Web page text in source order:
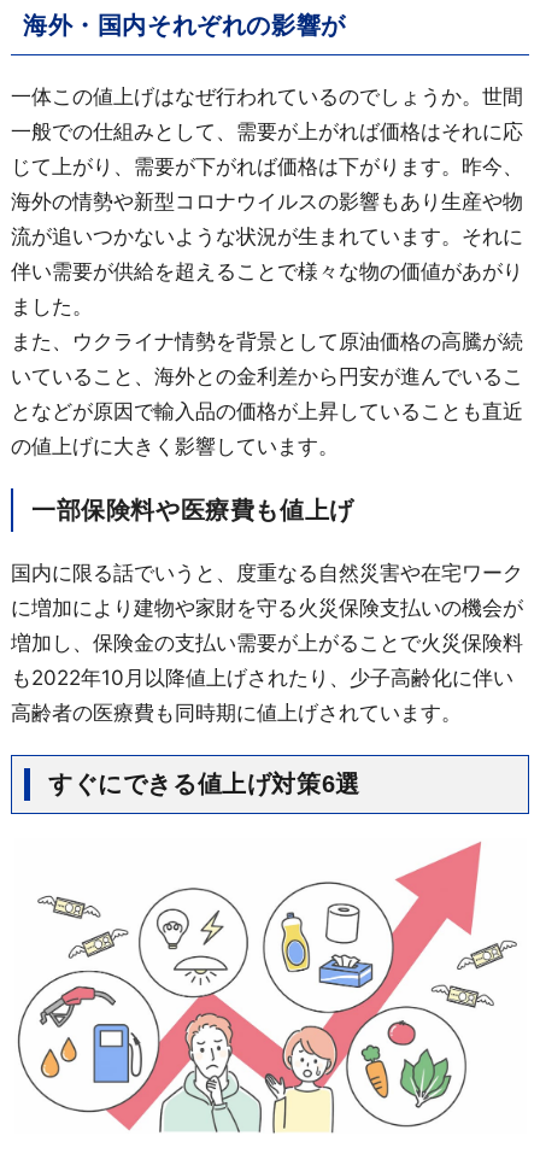
海外・国内それぞれの影響が
一体この値上げはなぜ行われているのでしょうか。世間
一般での仕組みとして、需要が上がれば価格はそれに応
じて上がり、需要が下がれば価格は下がります。昨今、
海外の情勢や新型コロナウイルスの影響もあり生産や物
流が追いつかないような状況が生まれています。それに
伴い需要が供給を超えることで様々な物の価値があがり
ました。
また、ウクライナ情勢を背景として原油価格の高騰が続
いていること、海外との金利差から円安が進んでいるこ
となどが原因で輸入品の価格が上昇していることも直近
の値上げに大きく影響しています。
一部保険料や医療費も値上げ
国内に限る話でいうと、度重なる自然災害や在宅ワーク
に増加により建物や家財を守る火災保険支払いの機会が
増加し、保険金の支払い需要が上がることで火災保険料
も2022年10月以降値上げされたり、少子高齢化に伴い
高齢者の医療費も同時期に値上げされています。
すぐにできる値上げ対策6選